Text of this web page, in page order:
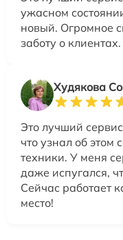
ужасном
новый. Огромное
заботу о
Худякова
Это лучший
что узнал об этом
техники. У меня
даже испугался,
Сейчас работает
место!